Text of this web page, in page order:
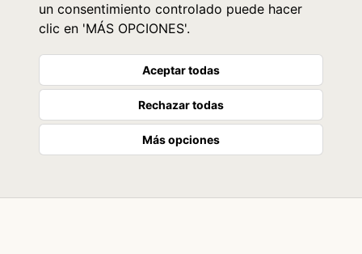
un consentimiento controlado puede hacer
clic en 'MÁS OPCIONES'.
Aceptar todas
Rechazar todas
Más opciones